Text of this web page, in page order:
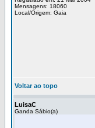
Mensagens: 18060
Local/Origem: Gaia
Voltar ao topo
LuisaC
Ganda Sábio(a)